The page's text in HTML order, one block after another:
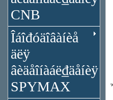
CNB
Îáîđóäîâàíèå
äëÿ
âèäåîíàáë₫äåíèÿ
SPYMAX